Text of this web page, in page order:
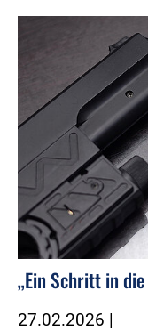
„Ein Schritt in
27.02.2026 |